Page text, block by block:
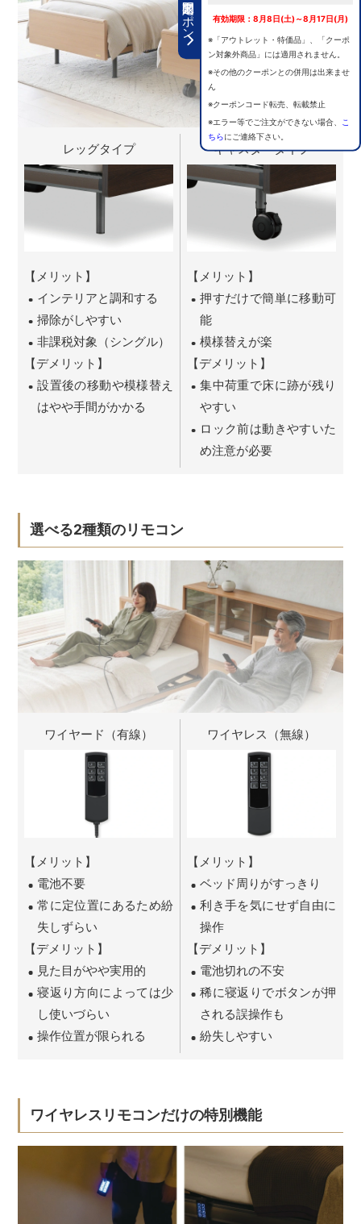
期間限定クーポン 有効期限：8月8日(土)～8月17日(月)
※「アウトレット・特価品」、「クーポ
ン対象外商品」には適用されません。
※その他のクーポンとの併用は出来ませ
ん
※クーポンコード転売、転載禁止
※エラー等でご注文ができない場合、
こ
ちらにご連絡下さい。
レッグタイプ キャスタータイプ
【メリット】
インテリアと調和する
掃除がしやすい
非課税対象（シングル）
【デメリット】
設置後の移動や模様替え
はやや手間がかかる
【メリット】
押すだけで簡単に移動可
能
模様替えが楽
【デメリット】
集中荷重で床に跡が残り
やすい
ロック前は動きやすいた
め注意が必要
選べる2種類のリモコン
ワイヤード（有線） ワイヤレス（無線）
【メリット】
電池不要
常に定位置にあるため紛
失しずらい
【デメリット】
見た目がやや実用的
寝返り方向によっては少
し使いづらい
操作位置が限られる
【メリット】
ベッド周りがすっきり
利き手を気にせず自由に
操作
【デメリット】
電池切れの不安
稀に寝返りでボタンが押
される誤操作も
紛失しやすい
ワイヤレスリモコンだけの特別機能